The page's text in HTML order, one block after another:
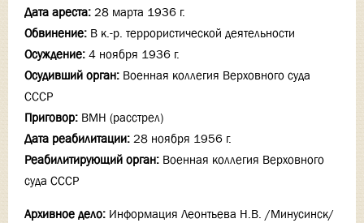
Дата ареста: 28 марта 1936 г.
Обвинение: В к.-р. террористической деятельности
Осуждение: 4 ноября 1936 г.
Осудивший орган: Военная коллегия Верховного суда
СССР
Приговор: ВМН (расстрел)
Дата реабилитации: 28 ноября 1956 г.
Реабилитирующий орган: Военная коллегия Верховного
суда СССР
Архивное дело: Информация Леонтьева Н.В. /Минусинск/